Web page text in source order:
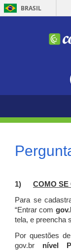
BRASIL
1) COMO SE
Para se
“Entrar com
tela, e preencha
Por questões
gov.br nível